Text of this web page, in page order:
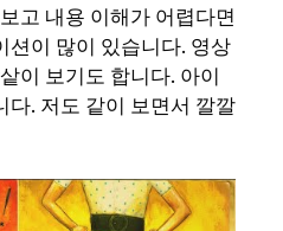
고 내용 이해가 어렵다면
션이 많이 있습니다. 영상
이 보기도 합니다. 아이
다. 저도 같이 보면서 깔깔